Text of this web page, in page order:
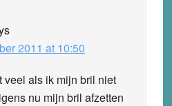
2011 at 10:50
veel als ik mijn bril niet
nu mijn bril afzetten